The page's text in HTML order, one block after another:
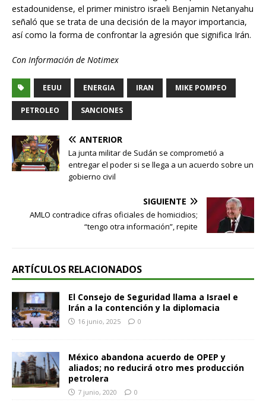
estadounidense, el primer ministro israeli Benjamin Netanyahu
señaló que se trata de una decisión de la mayor importancia,
así como la forma de confrontar la agresión que significa Irán.
Con Información de Notimex
EEUU ENERGIA IRAN MIKE POMPEO
PETROLEO SANCIONES
ANTERIOR
La junta militar de Sudán se comprometió a
entregar el poder si se llega a un acuerdo sobre un
gobierno civil
SIGUIENTE
AMLO contradice cifras oficiales de homicidios;
“tengo otra información”, repite
ARTÍCULOS RELACIONADOS
El Consejo de Seguridad llama a Israel e
Irán a la contención y la diplomacia
16 junio, 2025 0
México abandona acuerdo de OPEP y
aliados; no reducirá otro mes producción
petrolera
7 junio, 2020 0